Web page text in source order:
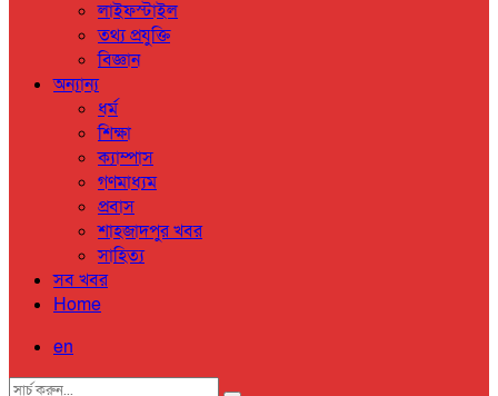
লাইফস্টাইল
তথ্য প্রযুক্তি
বিজ্ঞান
অন্যান্য
ধর্ম
শিক্ষা
ক্যাম্পাস
গণমাধ্যম
প্রবাস
শাহজাদপুর খবর
সাহিত্য
সব খবর
Home
en